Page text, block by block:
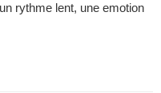
rythme lent, une emotion